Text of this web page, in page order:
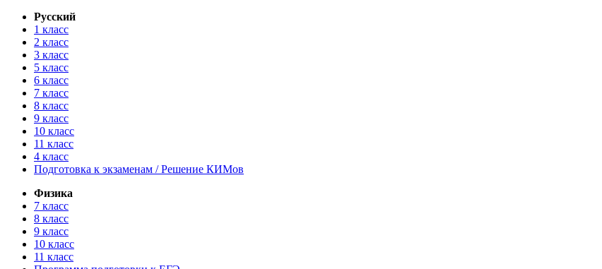
Русский
1 класс
2 класс
3 класс
5 класс
6 класс
7 класс
8 класс
9 класс
10 класс
11 класс
4 класс
Подготовка к экзаменам / Решение КИМов
Физика
7 класс
8 класс
9 класс
10 класс
11 класс